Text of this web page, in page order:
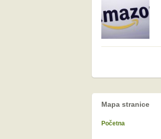
Mapa stranice
Početna